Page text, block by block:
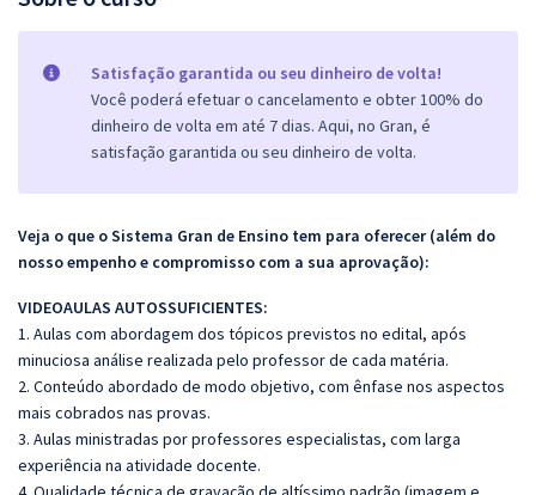
Satisfação garantida ou seu dinheiro de volta!
Você poderá efetuar o cancelamento e obter 100% do
dinheiro de volta em até 7 dias. Aqui, no Gran, é
satisfação garantida ou seu dinheiro de volta.
Veja o que o Sistema Gran de Ensino tem para oferecer (além do
nosso empenho e compromisso com a sua aprovação):
VIDEOAULAS AUTOSSUFICIENTES:
1. Aulas com abordagem dos tópicos previstos no edital, após
minuciosa análise realizada pelo professor de cada matéria.
2. Conteúdo abordado de modo objetivo, com ênfase nos aspectos
mais cobrados nas provas.
3. Aulas ministradas por professores especialistas, com larga
experiência na atividade docente.